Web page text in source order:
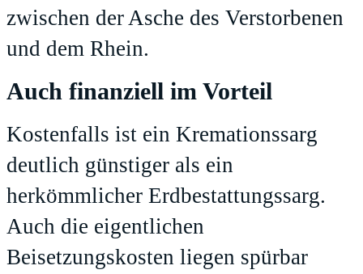
zwischen der Asche des Verstorbenen
und dem Rhein.
Auch finanziell im Vorteil
Kostenfalls ist ein Kremationssarg
deutlich günstiger als ein
herkömmlicher Erdbestattungssarg.
Auch die eigentlichen
Beisetzungskosten liegen spürbar